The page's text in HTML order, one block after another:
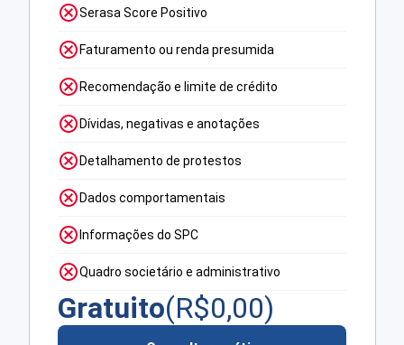
Serasa Score Positivo
Faturamento ou renda presumida
Recomendação e limite de crédito
Dívidas, negativas e anotações
Detalhamento de protestos
Dados comportamentais
Informações do SPC
Quadro societário e administrativo
Gratuito(R$0,00)